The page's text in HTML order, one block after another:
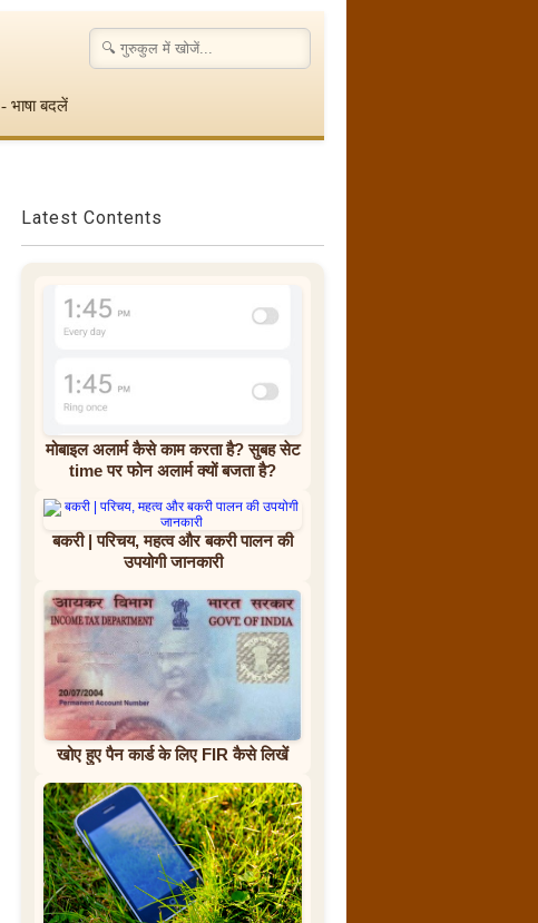
- भाषा बदलें
Latest Contents
मोबाइल अलार्म कैसे काम करता है? सुबह सेट
time पर फोन अलार्म क्यों बजता है?
बकरी | परिचय, महत्व और बकरी पालन की
उपयोगी जानकारी
खोए हुए पैन कार्ड के लिए FIR कैसे लिखें